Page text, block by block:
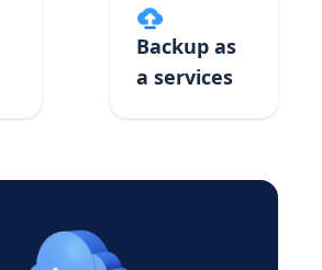
Backup as
a services